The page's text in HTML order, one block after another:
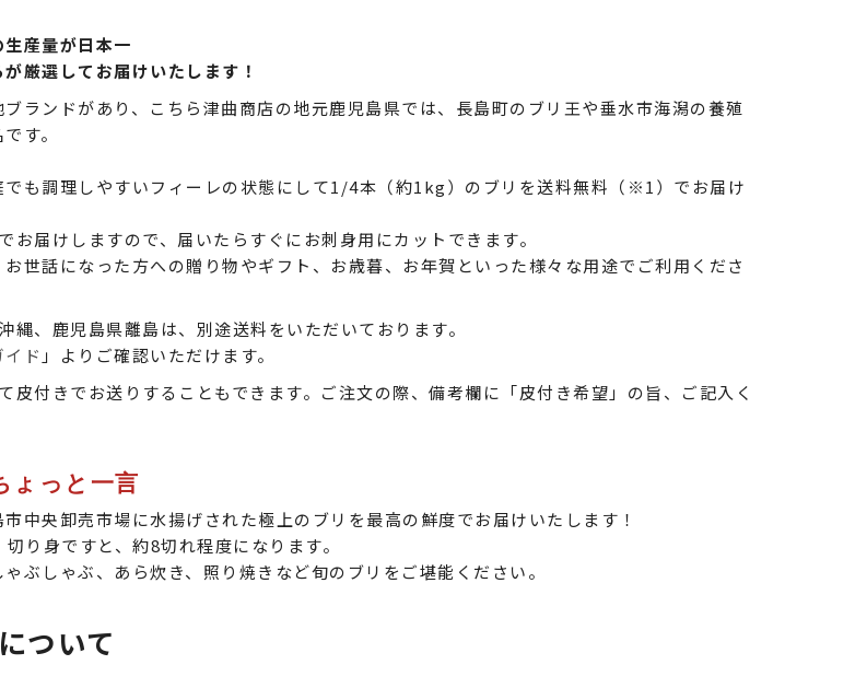
産量が日本一
厳選してお届けいたします！
ランドがあり、こちら津曲商店の地元鹿児島県では、長島町のブリ王や垂水市海潟の養殖
す。
でも調理しやすいフィーレの状態にして1/4本（約1kg）のブリを送料無料（※1）でお届け
届けしますので、届いたらすぐにお刺身用にカットできます。
世話になった方への贈り物やギフト、お歳暮、お年賀といった様々な用途でご利用くださ
、鹿児島県離島は、別途送料をいただいております。
ド 」よりご確認いただけます。
皮付きでお送りすることもできます。ご注文の際、備考欄に「皮付き希望」の旨、ご記入く
ょっと一言
中央卸売市場に水揚げされた極上のブリを最高の鮮度でお届けいたします！
り身ですと、約8切れ程度になります。
ぶしゃぶ、あら炊き、照り焼きなど旬のブリをご堪能ください。
ついて